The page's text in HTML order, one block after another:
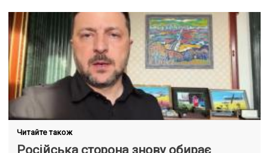
Читайте також
Російська сторона знову обирає